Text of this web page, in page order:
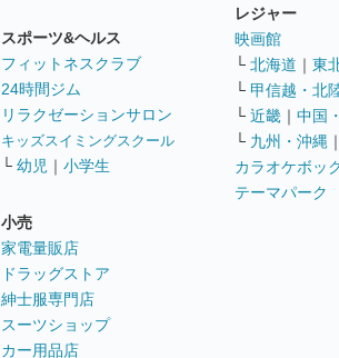
スポーツ&ヘルス
フィットネスクラブ
24時間ジム
リラクゼーションサロン
キッズスイミングスクール
└ 幼児 ｜ 小学生
小売
家電量販店
ドラッグストア
紳士服専門店
スーツショップ
カー用品店
レジャー
映画館
└ 北海道 ｜ 東
└ 甲信越・北
└ 近畿 ｜ 中国
└ 九州・沖縄 ｜
カラオケボッ
テーマパーク